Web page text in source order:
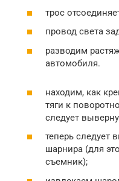
трос
провод света
разводим
автомобиля.
находим, как
тяги к
следует
теперь следует
шарнира (для
съемник);